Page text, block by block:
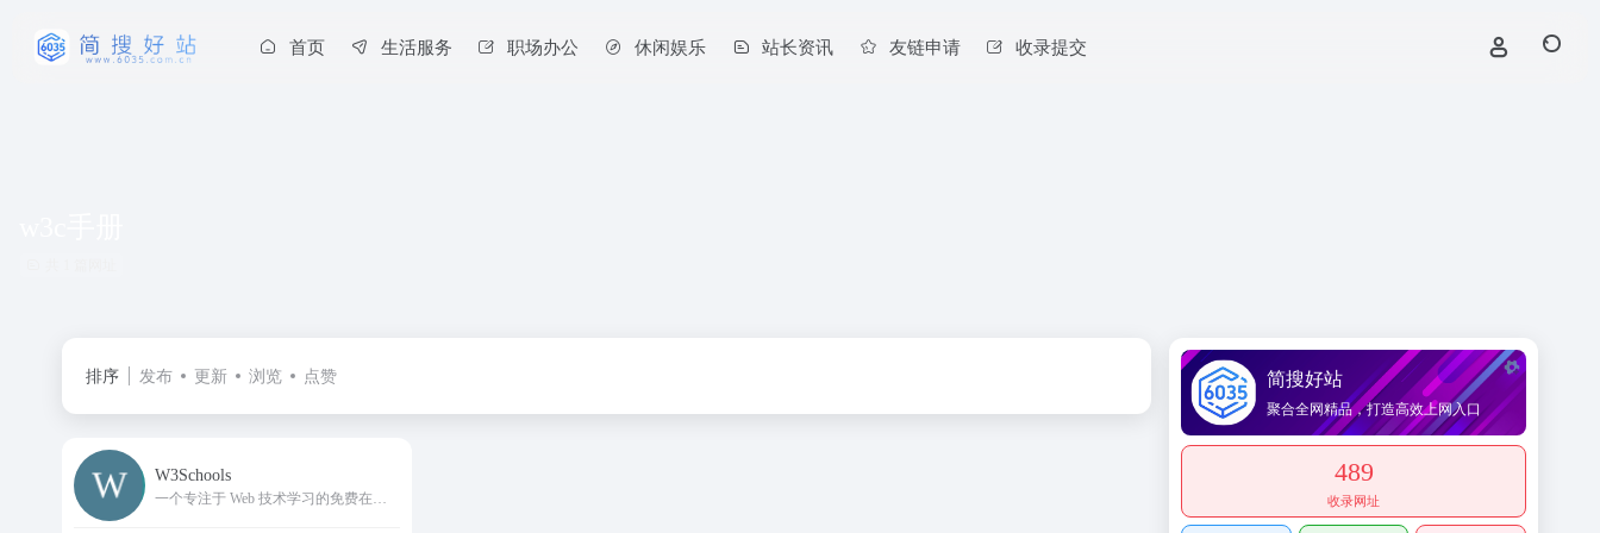
首页 生活服务 职场办公 休闲娱乐 站长资讯 友链申请 收录提交
排序 发布 更新 浏览 点赞
W3Schools
简搜好站
聚合全网精品，打造高效上网入口
489
收录网址